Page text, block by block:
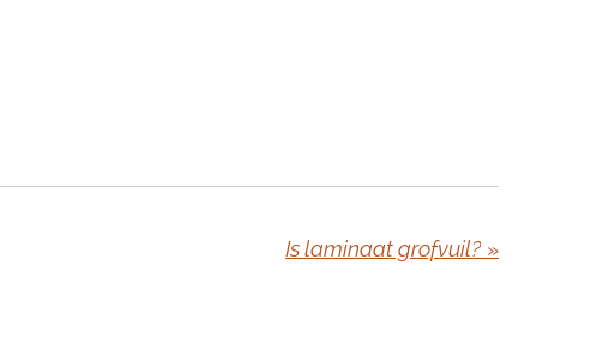
Is laminaat grofvuil? »